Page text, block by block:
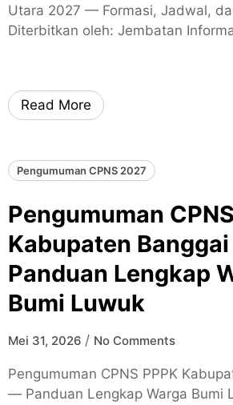
Utara 2027 — Formasi, Jadwal,
Diterbitkan oleh: Jembatan
Read More
Pengumuman CPNS 2027
Pengumuman
Kabupaten
Panduan Lengkap
Bumi Luwuk
Mei 31, 2026 / No Comments
Pengumuman CPNS PPPK
— Panduan Lengkap Warga Bumi